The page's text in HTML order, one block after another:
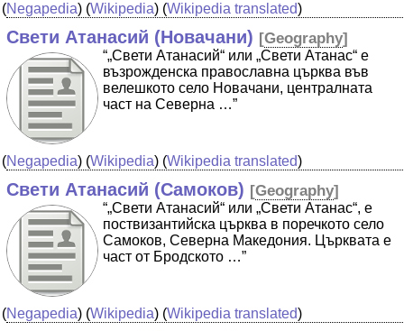
(Negapedia) (Wikipedia) (Wikipedia translated)
Свети Атанасий (Новачани) [Geography]
“„Свети Атанасий“ или „Свети Атанас“ е
възрожденска православна църква във
велешкото село Новачани, централната
част на Северна …”
(Negapedia) (Wikipedia) (Wikipedia translated)
Свети Атанасий (Самоков) [Geography]
“„Свети Атанасий“ или „Свети Атанас“, е
поствизантийска църква в поречкото село
Самоков, Северна Македония. Църквата е
част от Бродското …”
(Negapedia) (Wikipedia) (Wikipedia translated)